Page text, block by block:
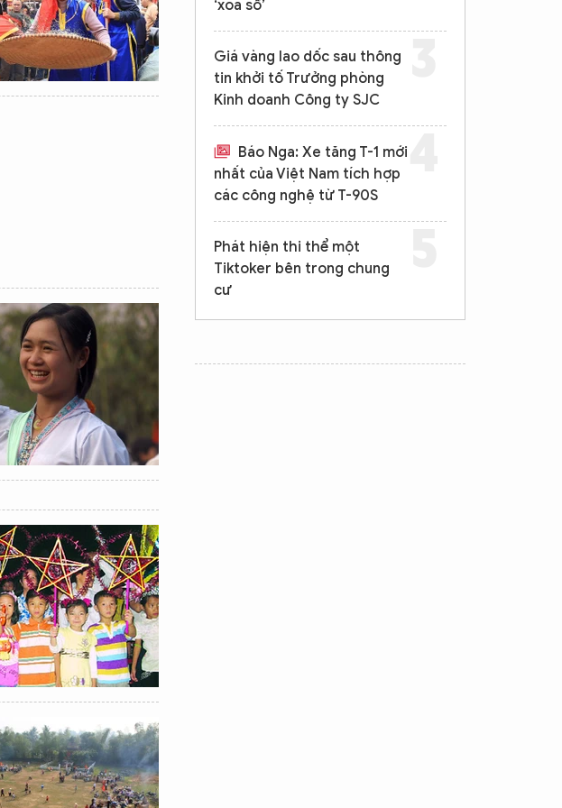
‘xóa sổ’
Giá vàng lao dốc sau thông
tin khởi tố Trưởng phòng
Kinh doanh Công ty SJC
Báo Nga: Xe tăng T-1 mới
nhất của Việt Nam tích hợp
các công nghệ từ T-90S
Phát hiện thi thể một
Tiktoker bên trong chung
cư